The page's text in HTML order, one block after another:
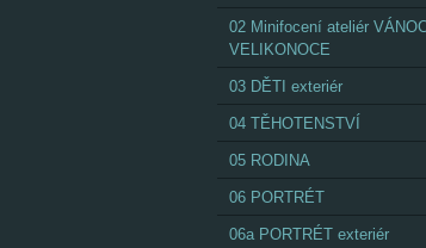
02 Minifocení ateliér
VELIKONOCE
03 DĚTI exteriér
04 TĚHOTENSTVÍ
05 RODINA
06 PORTRÉT
06a PORTRÉT exteriér